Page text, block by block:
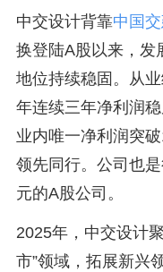
中交设计背靠中国
换登陆A股以来，发
地位持续稳固。从
年连续三年净利润
业内唯一净利润突
领先同行。公司也
元的A股公司。
2025年，中交设计
市”领域，拓展新兴